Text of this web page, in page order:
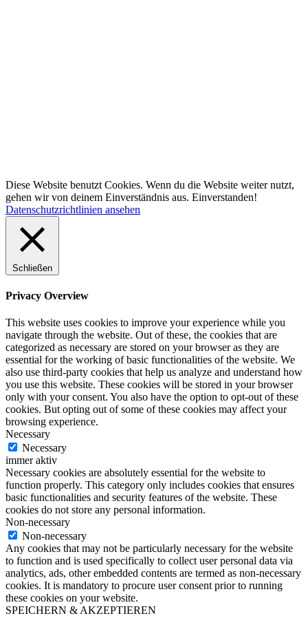
Diese Website benutzt Cookies. Wenn du die Website weiter nutzt,
gehen wir von deinem Einverständnis aus. Einverstanden!
Datenschutzrichtlinien ansehen
Schließen
Privacy Overview
This website uses cookies to improve your experience while you
navigate through the website. Out of these, the cookies that are
categorized as necessary are stored on your browser as they are
essential for the working of basic functionalities of the website. We
also use third-party cookies that help us analyze and understand how
you use this website. These cookies will be stored in your browser
only with your consent. You also have the option to opt-out of these
cookies. But opting out of some of these cookies may affect your
browsing experience.
Necessary
Necessary
immer aktiv
Necessary cookies are absolutely essential for the website to
function properly. This category only includes cookies that ensures
basic functionalities and security features of the website. These
cookies do not store any personal information.
Non-necessary
Non-necessary
Any cookies that may not be particularly necessary for the website
to function and is used specifically to collect user personal data via
analytics, ads, other embedded contents are termed as non-necessary
cookies. It is mandatory to procure user consent prior to running
these cookies on your website.
SPEICHERN & AKZEPTIEREN